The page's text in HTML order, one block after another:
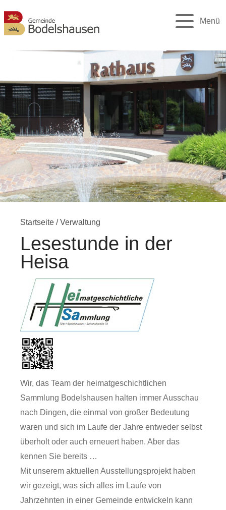
Menü
Startseite /Verwaltung
Lesestunde in der
Heisa
Wir, das Team der heimatgeschichtlichen
Sammlung Bodelshausen halten immer Ausschau
nach Dingen, die einmal von großer Bedeutung
waren und sich im Laufe der Jahre entweder selbst
überholt oder auch erneuert haben. Aber das
kennen Sie bereits …
Mit unserem aktuellen Ausstellungsprojekt haben
wir gezeigt, was sich alles im Laufe von
Jahrzehnten in einer Gemeinde entwickeln kann